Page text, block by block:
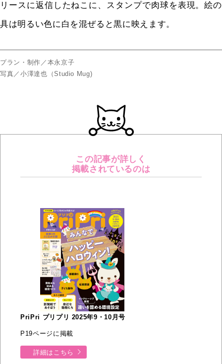
リースに返信したねこに、スタンプで肉球を表現。絵の
具は明るい色に白を混ぜると黒に映えます。
プラン・制作／本永京子
写真／小澤達也（Studio Mug)
この記事が詳しく
掲載されているのは
PriPri プリプリ 2025年9・10月号
P19ページに掲載
詳細はこちら